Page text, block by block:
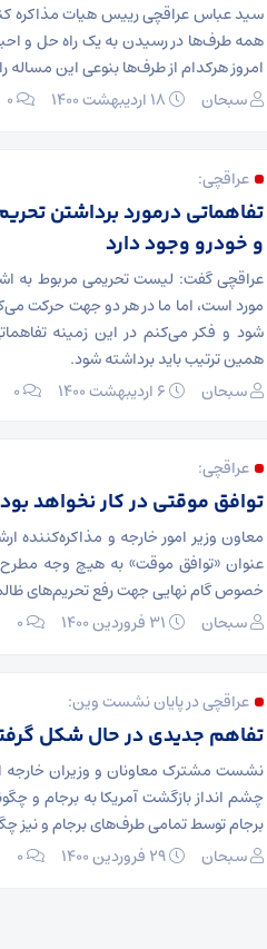
سید عباس عراقچی رییس هیات مذاکره
همه طرف‌ها در رسیدن به یک راه حل و
امروز هرکدام از طرف‌ها بنوعی این مساله
سبحان
۰
عراقچی:
تفاهماتی درمورد برداشتن
و خودرو وجود دارد
مورد است، اما ما در هر دو جهت حرکت
همین ترتیب باید برداشته شود.
سبحان
۰
عراقچی:
توافق موقتی در کار نخواهد بود
معاون وزیر امور خارجه و مذاکره‌کننده
عنوان «توافق موقت» به هیچ وجه
خصوص گام نهایی جهت رفع تحریم‌های
سبحان
۰
عراقچی در پایان نشست وین:
تفاهم جدیدی در حال شکل
چشم انداز بازگشت آمریکا به برجام و
برجام توسط تمامی طرف‌های برجام و نیز
سبحان
۰